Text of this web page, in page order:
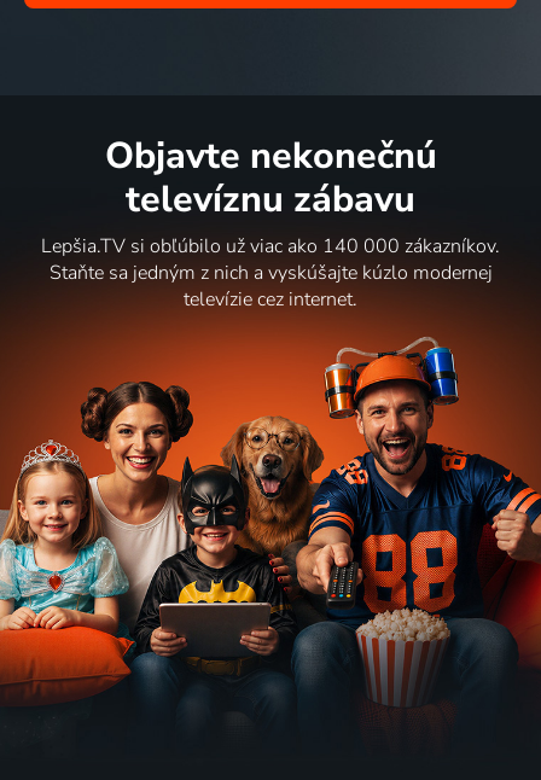
Objavte nekonečnú
televíznu zábavu
Lepšia.TV si obľúbilo už viac ako 140 000 zákazníkov.
Staňte sa jedným z nich a vyskúšajte kúzlo modernej
televízie cez internet.